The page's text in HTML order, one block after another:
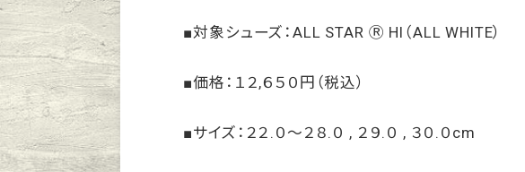
■対象シューズ：ALL STAR Ⓡ HI（ALL WHITE）
■価格：１２,６５０円（税込）
■サイズ：２２.０～２８.０ , ２９.０ , ３０.０cm